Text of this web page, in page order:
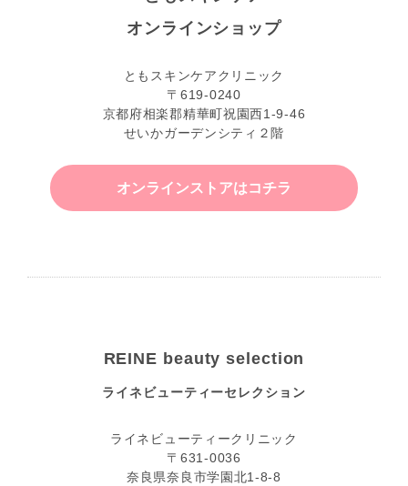
オンラインショップ
ともスキンケアクリニック
〒619-0240
京都府相楽郡精華町祝園西1-9-46
せいかガーデンシティ２階
オンラインストアはコチラ
REINE beauty selection
ライネビューティーセレクション
ライネビューティークリニック
〒631-0036
奈良県奈良市学園北1-8-8